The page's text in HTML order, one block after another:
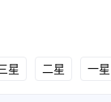
星 二星 一星